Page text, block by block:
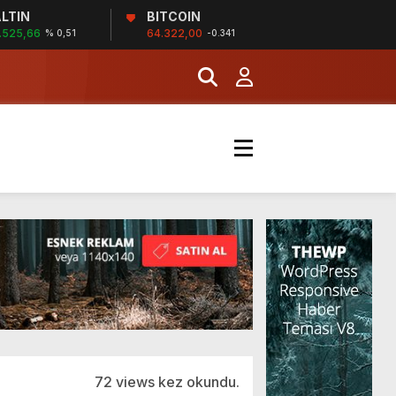
% 0,51
BITCOIN
64.322,00 -0.341
SGK
72 views kez okundu.